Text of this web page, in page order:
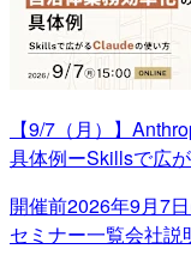
【9/7（月）】
具体例ーSkillsで広
開催前2026年9月7
セミナー一覧会社説